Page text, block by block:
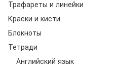
Трафареты и линейки
Краски и кисти
Блокноты
Тетради
Английский язык